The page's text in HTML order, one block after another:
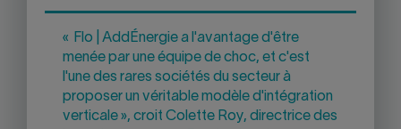
« Flo | AddÉnergie a l'avantage d'être
menée par une équipe de choc, et c'est
l'une des rares sociétés du secteur à
proposer un véritable modèle d'intégration
verticale », croit Colette Roy, directrice des